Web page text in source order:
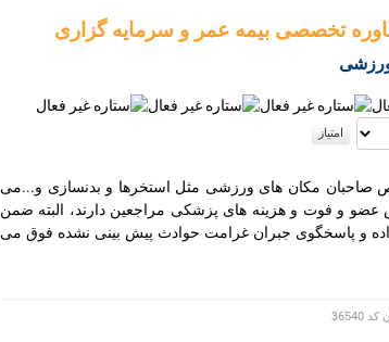
تخصصی بیمه عمر و سرمایه گزاری
صاحبان مکان های ورزشی مثل استخرها و بدنسازی و...می
عضو و فوت و هزینه های پزشکی مراجعین دارند، البته ضمن
و پاسخگوی جبران غرامت حوادث پیش بینی نشده فوق می